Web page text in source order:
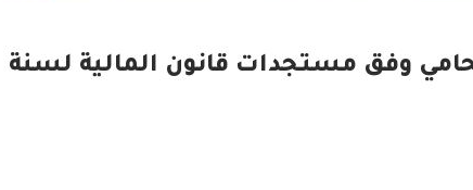
وفق مستجدات قانون المالية لسنة